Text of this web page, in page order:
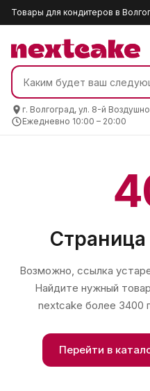
Товары для кондитеров в
г. Волгоград, ул. 8-й
Ежедневно 10:00 – 20:00
Возможно, ссылка
Найдите нужный
nextcake более 3400
Перейти в